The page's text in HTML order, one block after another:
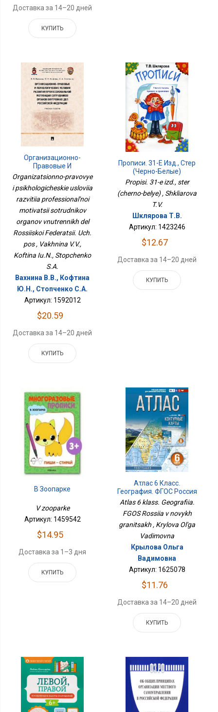
Доставка за 14–20 дней
КУПИТЬ
Организационно-
Правовые И
Психологические
Условия Развития
Профессиональной
Мотивации
Сотрудников Органов
Внутренних Дел
Российской Федерации.
Уч. Пос
Organizatsionno-pravovye
i psikhologicheskie usloviia
razvitiia professional'noi
motivatsii sotrudnikov
organov vnutrennikh del
Rossiiskoi Federatsii. Uch.
pos , Vakhnina V.V.,
Koftina Iu.N., Stopchenko
S.A.
Вахнина В.В., Кофтина
Ю.Н., Стопченко С.А.
Артикул: 1592012
$20.59
Доставка за 14–20 дней
КУПИТЬ
Прописи. 31-Е Изд., Стер
(черно-Белые)
Propisi. 31-e izd., ster
(cherno-belye) , Shkliarova
T.V.
Шклярова Т.В.
Артикул: 1423246
$12.67
Доставка за 14–20 дней
КУПИТЬ
В Зоопарке
V zooparke
Артикул: 1459542
$14.95
Доставка за 1–3 дня
КУПИТЬ
Атлас 6 Класс.
География. ФГОС Россия
В Новых Границах
Atlas 6 klass. Geografiia.
FGOS Rossiia v novykh
granitsakh , Krylova Ol'ga
Vadimovna
Крылова Ольга
Вадимовна
Артикул: 1625078
$11.76
Доставка за 14–20 дней
КУПИТЬ